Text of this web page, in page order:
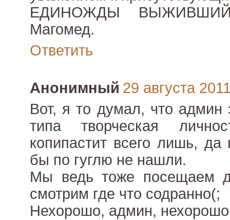
ЕДИНОЖДЫ
Магомед.
Ответить
Анонимный 29 августа
Вот, я то думал, что админ
типа творческая
копипастит всего лишь, да
бы по гуглю не нашли.
Мы ведь тоже посещаем
смотрим где что содранно(;
Нехорошо, админ,